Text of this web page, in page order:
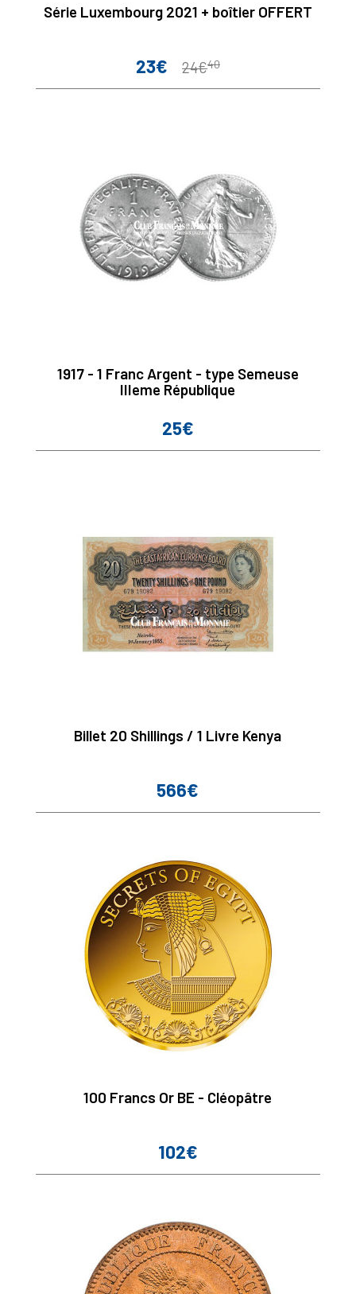
Série Luxembourg 2021 + boîtier OFFERT
Prix
23€
Prix
24€40
1917 - 1 Franc Argent - type Semeuse
IIIeme République
Prix
25€
Billet 20 Shillings / 1 Livre Kenya
Prix
566€
100 Francs Or BE - Cléopâtre
Prix
102€